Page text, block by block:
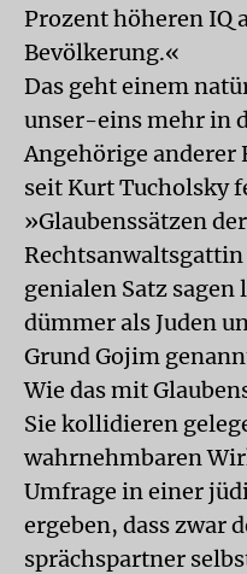
Prozent höheren IQ
Bevölkerung.«
Das geht einem
unser-eins mehr in
Angehörige
seit Kurt Tucholsky
»Glaubenssätzen
genialen Satz
dümmer als Juden
Grund Gojim
Wie das mit
Sie kollidieren
wahrnehmbaren
Umfrage in einer
ergeben, dass zwar
sprächspartner